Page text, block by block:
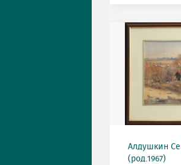
Алдушкин
(род.1967)